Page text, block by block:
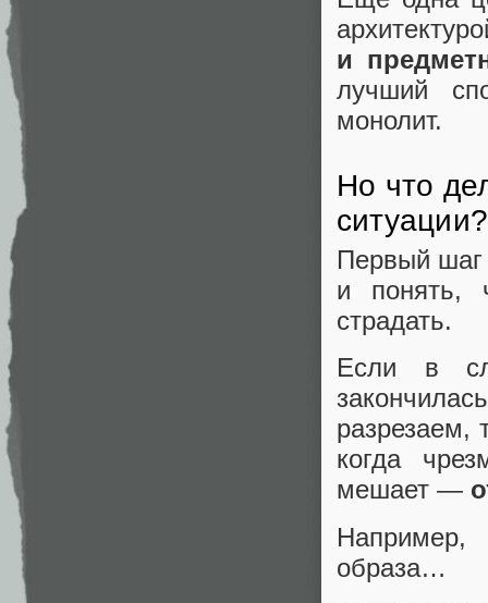
и
лучший
монолит.
Но что
ситуации?
Первый
и понять,
страдать.
Если в
разрезаем,
когда
мешает —
образа…